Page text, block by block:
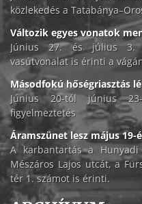
közlekedés a
Változik egyes vonatok
Június 27. és július 3.
vasútvonalat is érinti a
Másodfokú hőségriasztás
Június 20-tól június
figyelmeztetés
Áramszünet lesz május
A karbantartás a
Mészáros Lajos utcát, a
tér 1. számot is érinti.